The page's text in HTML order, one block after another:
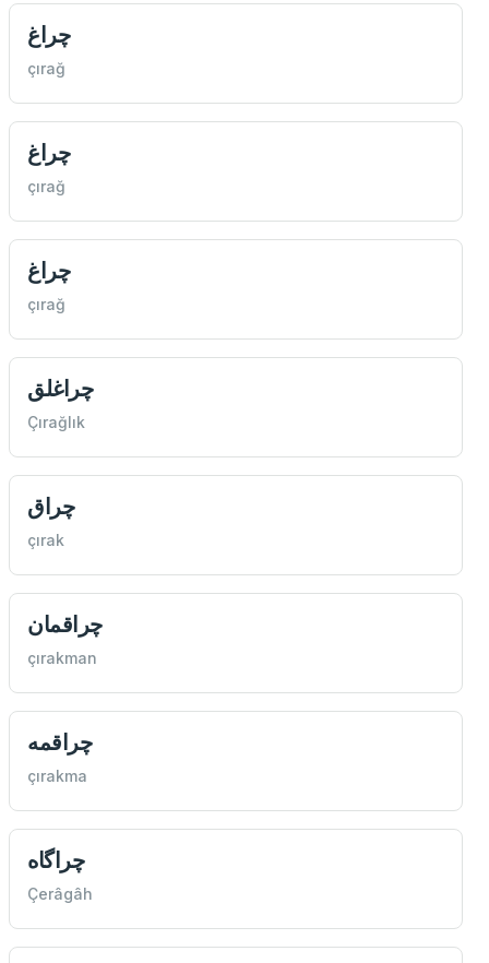
چراغ
çırağ
چراغ
çırağ
چراغ
çırağ
چراغلق
Çırağlık
چراق
çırak
چراقمان
çırakman
چراقمه
çırakma
چراگاه
Çerâgâh